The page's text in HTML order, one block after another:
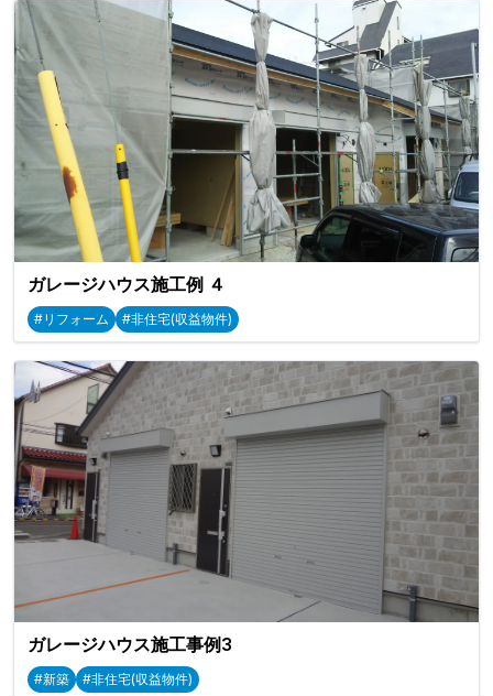
ガレージハウス施工例 ４
#リフォーム #非住宅(収益物件)
ガレージハウス施工事例3
#新築 #非住宅(収益物件)